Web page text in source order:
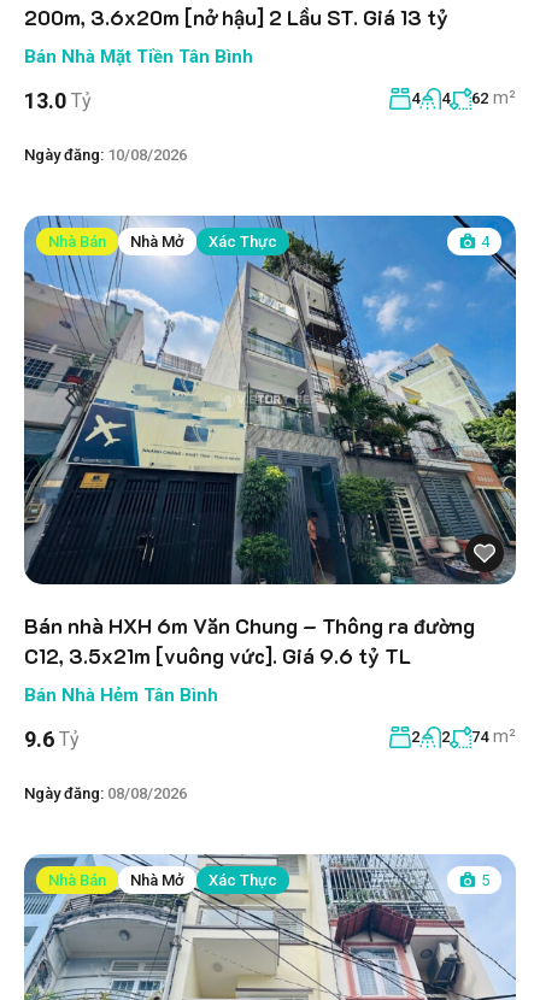
200m, 3.6x20m [nở hậu] 2 Lầu ST. Giá 13 tỷ
Bán Nhà Mặt Tiền Tân Bình
13.0 Tỷ 4 4 62 m²
Ngày đăng: 10/08/2026
Nhà Bán Nhà Mở Xác Thực 4
Bán nhà HXH 6m Văn Chung – Thông ra đường
C12, 3.5x21m [vuông vức]. Giá 9.6 tỷ TL
Bán Nhà Hẻm Tân Bình
9.6 Tỷ 2 2 74 m²
Ngày đăng: 08/08/2026
Nhà Bán Nhà Mở Xác Thực 5